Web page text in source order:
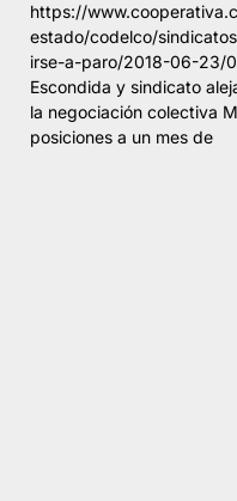
https://
estado/codelco/
irse-a-paro/2018-06-23/
Escondida y sindicato
la negociación colectiva
posiciones a un mes de